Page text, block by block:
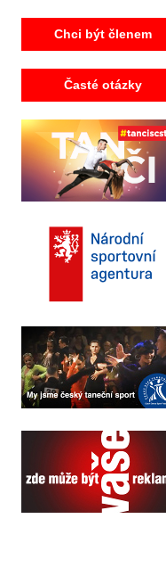
Chci být členem
Časté otázky